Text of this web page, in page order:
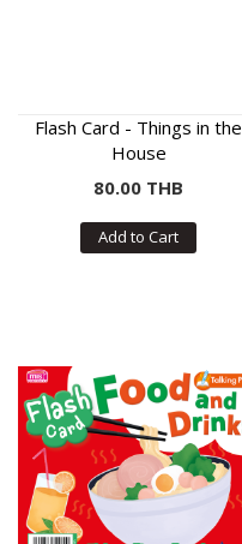
Flash Card - Things in the
House
80.00 THB
Add to Cart